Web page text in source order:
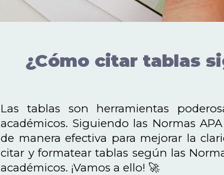
¿Cómo citar tablas
Las tablas son herramientas
académicos. Siguiendo las Normas
de manera efectiva para mejorar la
citar y formatear tablas según las
académicos. ¡Vamos a ello! 🚀